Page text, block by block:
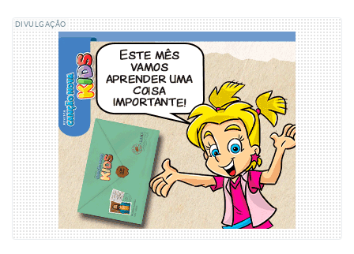
DIVULGAÇÃO